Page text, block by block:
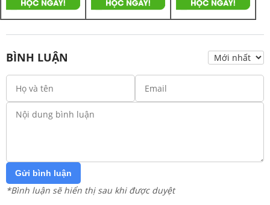
BÌNH LUẬN
Gửi bình luận
*Bình luận sẽ hiển thị sau khi được duyệt